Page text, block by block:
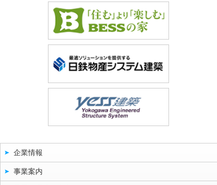
企業情報
事業案内